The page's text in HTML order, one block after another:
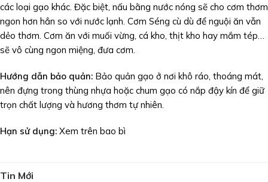
các loại gạo khác. Đặc biệt, nấu bằng nước nóng sẽ cho cơm thơm
ngon hơn hẳn so với nước lạnh. Cơm Séng cù dù để nguội ăn vẫn
dẻo thơm. Cơm ăn với muối vừng, cá kho, thịt kho hay mắm tép…
sẽ vô cùng ngon miệng, đưa cơm.
Hướng dẫn bảo quản: Bảo quản gạo ở nơi khô ráo, thoáng mát,
nên đựng trong thùng nhựa hoặc chum gạo có nắp đậy kín để giữ
trọn chất lượng và hương thơm tự nhiên.
Hạn sử dụng: Xem trên bao bì
Tin Mới